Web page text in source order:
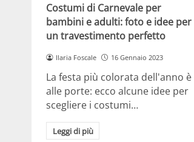
Costumi di Carnevale per
bambini e adulti: foto e idee per
un travestimento perfetto
Ilaria Foscale 16 Gennaio 2023
La festa più colorata dell'anno è
alle porte: ecco alcune idee per
scegliere i costumi…
Leggi di più